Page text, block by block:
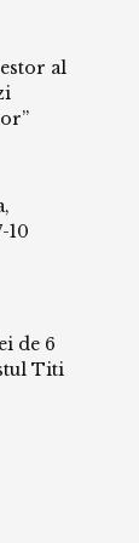
al
10
de 6
Titi